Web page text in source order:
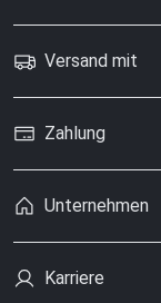
Versand mit
Zahlung
Unternehmen
Karriere